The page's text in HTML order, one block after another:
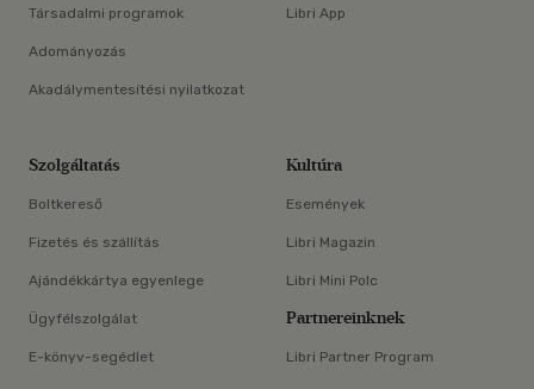
Társadalmi programok
Adományozás
Akadálymentesítési nyilatkozat
Libri App
Szolgáltatás
Boltkereső
Fizetés és szállítás
Ajándékkártya egyenlege
Ügyfélszolgálat
E-könyv-segédlet
Kultúra
Események
Libri Magazin
Libri Mini Polc
Partnereinknek
Libri Partner Program